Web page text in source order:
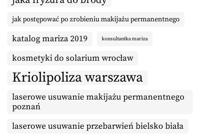
jak postępować po zrobieniu makijażu permanentnego
katalog mariza 2019 konsultantka mariza
kosmetyki do solarium wrocław
Kriolipoliza warszawa
laserowe usuwanie makijażu permanentnego
poznań
laserowe usuwanie przebarwień bielsko biała